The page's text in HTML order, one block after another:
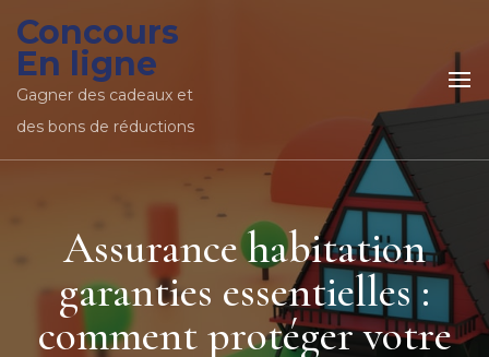
Concours
En ligne
Gagner des cadeaux et
des bons de réductions
Assurance habitation
garanties essentielles :
comment protéger votre